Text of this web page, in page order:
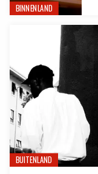
BINNENLAND
BUITENLAND